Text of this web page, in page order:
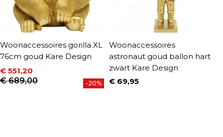
Woonaccessoires gorilla XL
76cm goud Kare Design
Prijs
€ 551,20
Normale prijs
€ 689,00 -20%
Woonaccessoires
astronaut goud ballon hart
zwart Kare Design
Prijs
€ 69,95